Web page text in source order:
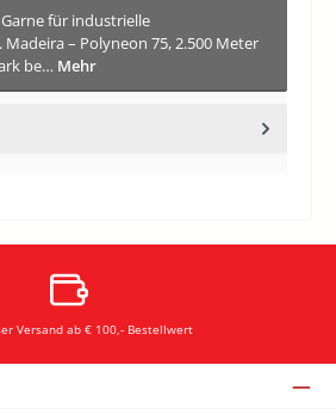
für industrielle
– Polyneon 75, 2.500 Meter
be… Mehr
Versand ab € 100,- Bestellwert